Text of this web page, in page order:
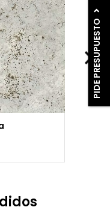
PIDE PRESUPUESTO